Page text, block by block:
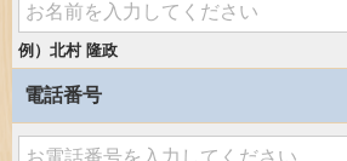
例）北村 隆政
電話番号